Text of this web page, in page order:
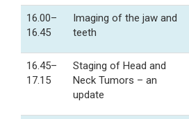
16.00–
16.45
Imaging of the jaw and
teeth
16.45–
17.15
Staging of Head and
Neck Tumors – an
update